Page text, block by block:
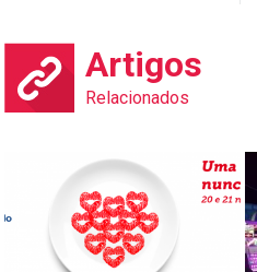
Artigos
Relacionados